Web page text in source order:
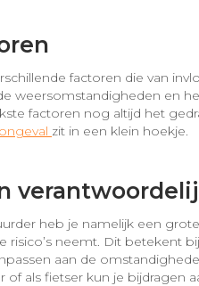
factoren die van
weersomstandigheden en
factoren nog altijd het
zit in een klein hoekje.
heb je namelijk een
risico’s neemt. Dit betekent
aan de
of als fietser kun je bijdragen